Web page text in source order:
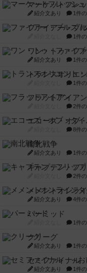
マーケットフレッ
紹介文あり 1件
ファイアー・ブ
1件
ワン・トゥ・フ
紹介文あり 1件
トランスオリエ
1件
フラットアイアン
2件
エコーズ・オブ
8件
南北戦争
紹介文あり 1件
キャプテン・フ
2件
メメントオンラ
紹介文あり 4件
パーミッド
1件
クリーグ
紹介文あり 1件
セミファイナル
紹介文あり 1件